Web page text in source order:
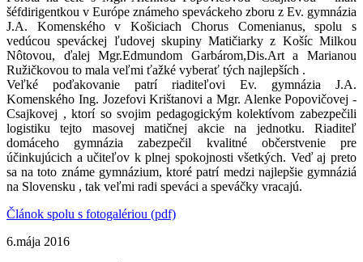
šéfdirigentkou v Európe známeho speváckeho zboru z Ev. gymnázia
J.A. Komenského v Košiciach Chorus Comenianus, spolu s
vedúcou speváckej ľudovej skupiny Matičiarky z Košíc Milkou
Nôtovou, ďalej Mgr.Edmundom Garbárom,Dis.Art a Marianou
Ružičkovou to mala veľmi ťažké vyberať tých najlepších .
Veľké poďakovanie patrí riaditeľovi Ev. gymnázia J.A.
Komenského Ing. Jozefovi Krištanovi a Mgr. Alenke Popovičovej -
Csajkovej , ktorí so svojim pedagogickým kolektívom zabezpečili
logistiku tejto masovej matičnej akcie na jednotku. Riaditeľ
domáceho gymnázia zabezpečil kvalitné občerstvenie pre
účinkujúcich a učiteľov k plnej spokojnosti všetkých. Veď aj preto
sa na toto známe gymnázium, ktoré patrí medzi najlepšie gymnáziá
na Slovensku , tak veľmi radi speváci a speváčky vracajú.
Článok spolu s fotogalériou (pdf)
6.mája 2016